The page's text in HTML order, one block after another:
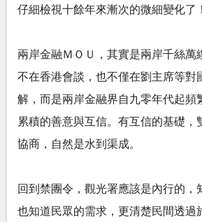
仔細檢視十餘年來漸次的微細變化了！
兩岸金融ＭＯＵ，其實是兩岸千絲萬
不在香港會談，也不僅在劉主席等對
解，而是兩岸金融界自九零年代起頻
累積的善意與互信。有互信的基礎，
協商，自然是水到渠成。
回到禁團令，觀光署應該是內行的，
也知道民眾的需求，更清楚民間透過